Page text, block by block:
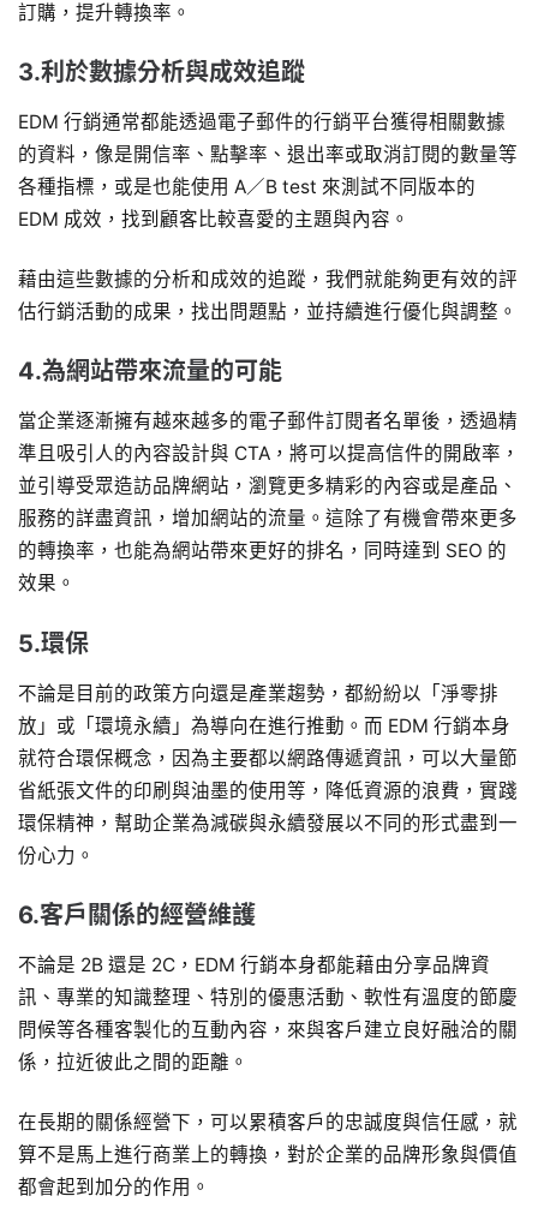
訂購，提升轉換率。
3.利於數據分析與成效追蹤
EDM 行銷通常都能透過電子郵件的行銷平台獲得相關數據
的資料，像是開信率、點擊率、退出率或取消訂閱的數量等
各種指標，或是也能使用 A／B test 來測試不同版本的
EDM 成效，找到顧客比較喜愛的主題與內容。
藉由這些數據的分析和成效的追蹤，我們就能夠更有效的評
估行銷活動的成果，找出問題點，並持續進行優化與調整。
4.為網站帶來流量的可能
當企業逐漸擁有越來越多的電子郵件訂閱者名單後，透過精
準且吸引人的內容設計與 CTA，將可以提高信件的開啟率，
並引導受眾造訪品牌網站，瀏覽更多精彩的內容或是產品、
服務的詳盡資訊，增加網站的流量。這除了有機會帶來更多
的轉換率，也能為網站帶來更好的排名，同時達到 SEO 的
效果。
5.環保
不論是目前的政策方向還是產業趨勢，都紛紛以「淨零排
放」或「環境永續」為導向在進行推動。而 EDM 行銷本身
就符合環保概念，因為主要都以網路傳遞資訊，可以大量節
省紙張文件的印刷與油墨的使用等，降低資源的浪費，實踐
環保精神，幫助企業為減碳與永續發展以不同的形式盡到一
份心力。
6.客戶關係的經營維護
不論是 2B 還是 2C，EDM 行銷本身都能藉由分享品牌資
訊、專業的知識整理、特別的優惠活動、軟性有溫度的節慶
問候等各種客製化的互動內容，來與客戶建立良好融洽的關
係，拉近彼此之間的距離。
在長期的關係經營下，可以累積客戶的忠誠度與信任感，就
算不是馬上進行商業上的轉換，對於企業的品牌形象與價值
都會起到加分的作用。